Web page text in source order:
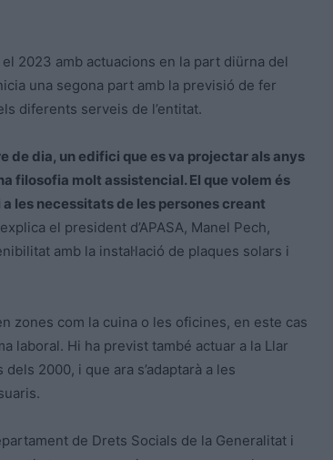
2023 amb actuacions en la part diürna del
una segona part amb la previsió de fer
diferents serveis de l’entitat.
de dia, un edifici que es va projectar als anys
filosofia molt assistencial. El que volem és
les necessitats de les persones creant
explica el president d’APASA, Manel Pech,
amb la instal·lació de plaques solars i
zones com la cuina o les oficines, en este cas
laboral. Hi ha previst també actuar a la Llar
2000, i que ara s’adaptarà a les
de Drets Socials de la Generalitat i